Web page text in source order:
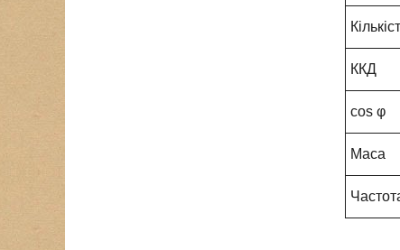
ККД
cos φ
Маса